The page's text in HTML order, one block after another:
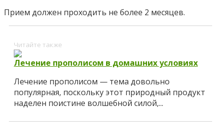
Прием должен проходить не более 2 месяцев.
Читайте также
Лечение прополисом в домашних условиях
Лечение прополисом — тема довольно
популярная, поскольку этот природный продукт
наделен поистине волшебной силой,...